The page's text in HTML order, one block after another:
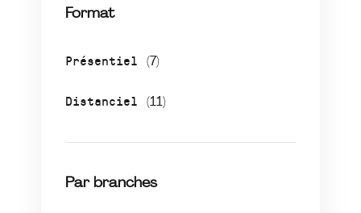
Format
Présentiel (7)
Distanciel (11)
Par branches